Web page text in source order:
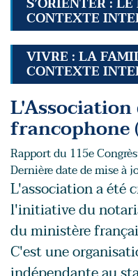
CONTEXTE
VIVRE : LA
CONTEXTE
francophone
Rapport du 115e
Dernière date de mise à
L'association a été
l'initiative du
du ministère
C'est une